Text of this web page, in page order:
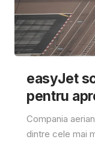
easyJet
pentru
Compania
dintre cele mai